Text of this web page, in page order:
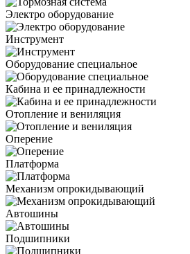
Электро оборудование
Инструмент
Оборудование специальное
Кабина и ее принадлежности
Отопление и вениляция
Оперение
Платформа
Механизм опрокидывающий
Автошины
Подшипники